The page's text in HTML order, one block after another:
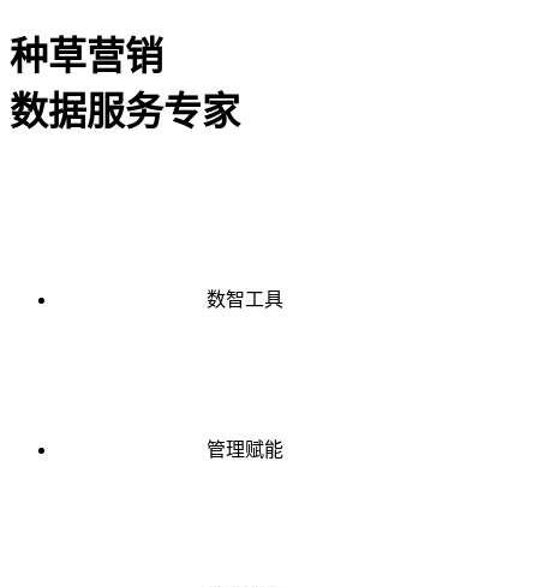
种草营销
数据服务专家
数智工具
管理赋能